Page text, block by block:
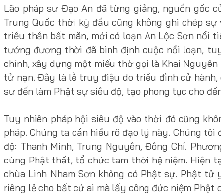
Lão pháp sư Đạo An đã từng giảng, nguồn gốc
Trung Quốc thời kỳ đầu cũng không ghi chép
triều thần bất mãn, mới có loạn An Lộc Sơn nổi
tướng đương thời đã bình định cuộc nổi loạn,
chính, xây dựng một miếu thờ gọi là Khai
tử nạn. Đây là lễ truy điệu do triều đình cử hành,
sư đến làm Phật sự siêu độ, tạo phong tục cho
Tuy nhiên pháp hội siêu độ vào thời đó cũng
pháp. Chúng ta cần hiểu rõ đạo lý này. Chúng
độ: Thanh Minh, Trung Nguyên, Đông Chí.
cùng Phật thất, tổ chức tam thời hệ niệm. Hiện
chùa Linh Nham Sơn không có Phật sự. Phật
riêng lẻ cho bất cứ ai mà lấy công đức niệm